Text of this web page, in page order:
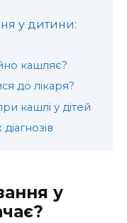
у дитини:
кашляє?
до лікаря?
кашлі у дітей
у